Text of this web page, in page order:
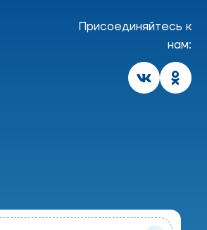
Присоединяйтесь к
нам: